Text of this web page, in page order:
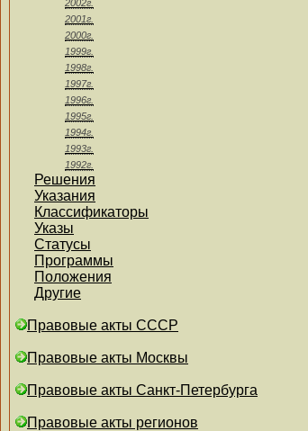
2002г.
2001г.
2000г.
1999г.
1998г.
1997г.
1996г.
1995г.
1994г.
1993г.
1992г.
Решения
Указания
Классификаторы
Указы
Статусы
Программы
Положения
Другие
Правовые акты СССР
Правовые акты Москвы
Правовые акты Санкт-Петербурга
Правовые акты регионов